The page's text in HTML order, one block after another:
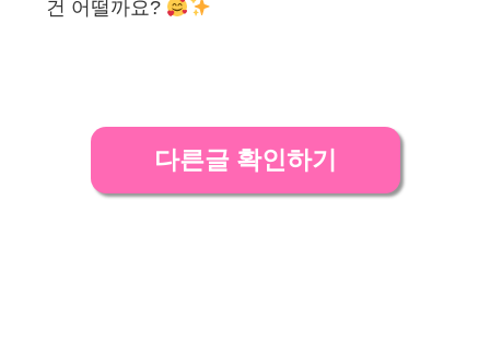
건 어떨까요?
다른글 확인하기